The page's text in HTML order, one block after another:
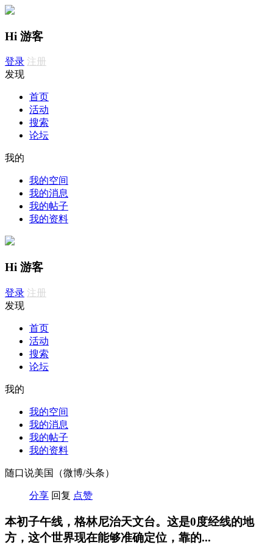
Hi 游客
登录 注册
发现
首页
活动
搜索
论坛
我的
我的空间
我的消息
我的帖子
我的资料
Hi 游客
登录 注册
发现
首页
活动
搜索
论坛
我的
我的空间
我的消息
我的帖子
我的资料
随口说美国（微博/头条）
分享 回复 点赞
本初子午线，格林尼治天文台。这是0度经线的地
方，这个世界现在能够准确定位，靠的...